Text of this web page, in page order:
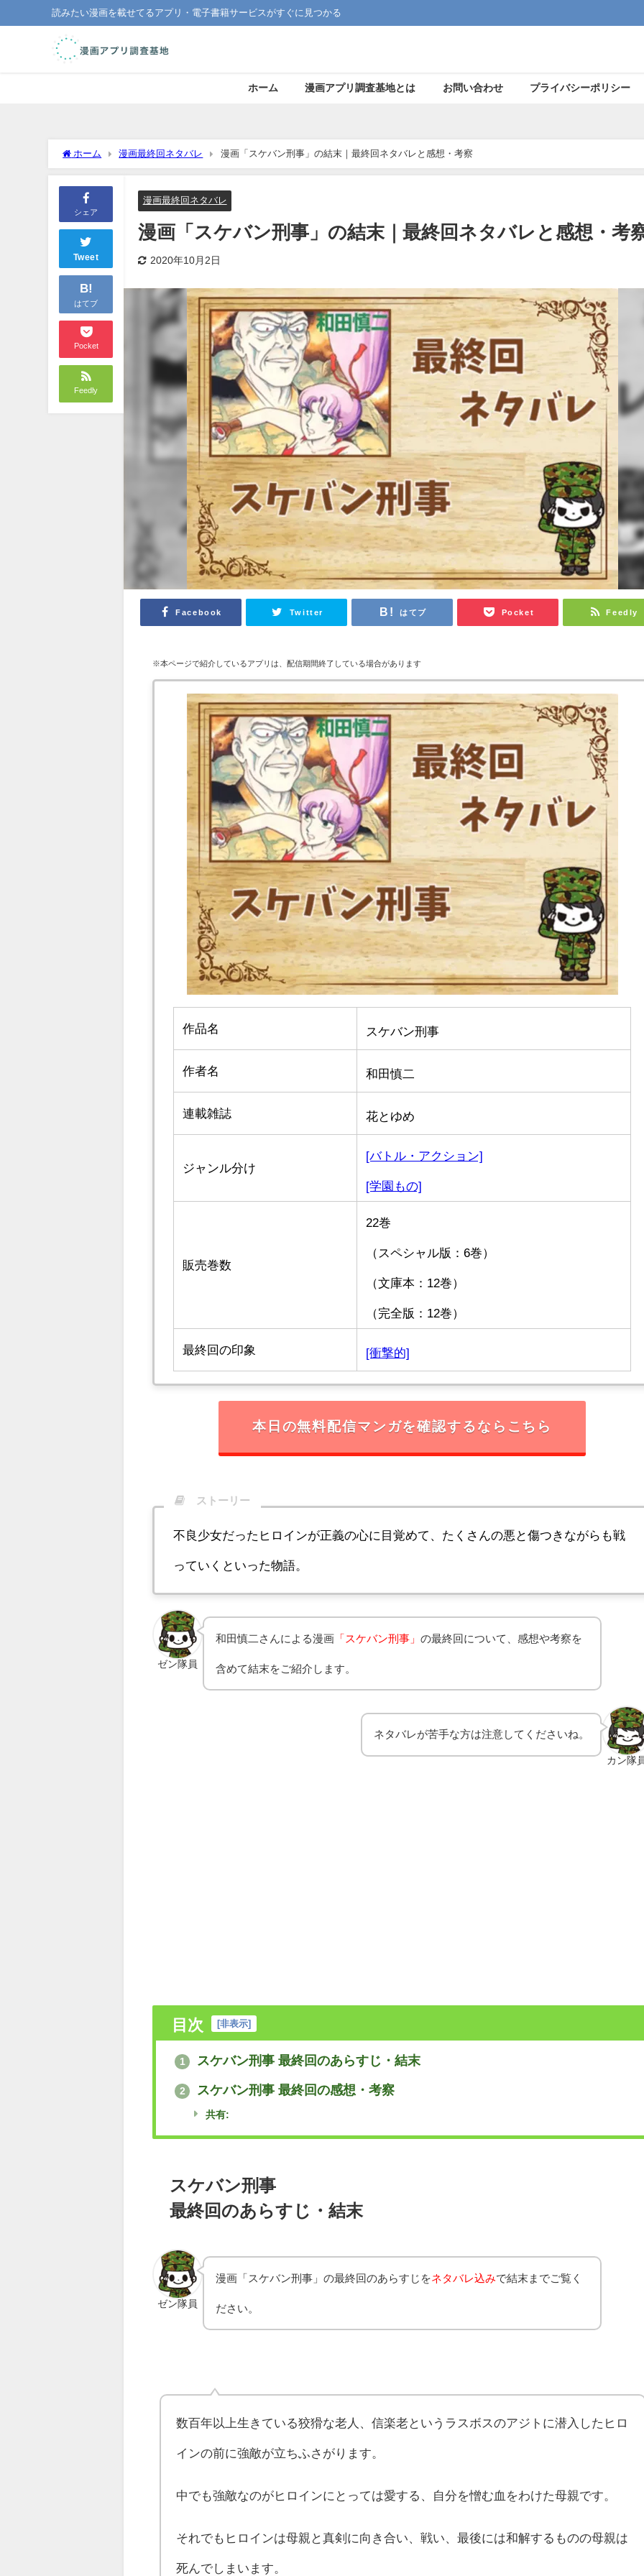
読みたい漫画を載せてるアプリ・電子書籍サービスがすぐに見つかる
ホーム 漫画アプリ調査基地とは お問い合わせ プライバシーポリシー
ホーム 漫画最終回ネタバレ 漫画「スケバン刑事」の結末｜最終回ネタバレと感想・考察
シェア
Tweet
B!
はてブ
Pocket
Feedly
漫画最終回ネタバレ
漫画「スケバン刑事」の結末｜最終回ネタバレと感想・考
2020年10月2日
Facebook Twitter はてブ Pocket Feedly
※本ページで紹介しているアプリは、配信期間終了している場合があります
作品名 スケバン刑事
作者名 和田慎二
連載雑誌 花とゆめ
ジャンル分け
[バトル・アクション]
[学園もの]
販売巻数
22巻
（スペシャル版：6巻）
（文庫本：12巻）
（完全版：12巻）
最終回の印象 [衝撃的]
本日の無料配信マンガを確認するならこちら
ストーリー
不良少女だったヒロインが正義の心に目覚めて、たくさんの悪と傷つきながらも戦
っていくといった物語。
ゼン隊員
和田慎二さんによる漫画「スケバン刑事」 の最終回について、感想や考察を
含めて結末をご紹介します。
カン隊
ネタバレが苦手な方は注意してくださいね。
目次 [非表示]
1 スケバン刑事 最終回のあらすじ・結末
2 スケバン刑事 最終回の感想・考察
共有:
スケバン刑事
最終回のあらすじ・結末
ゼン隊員
漫画「スケバン刑事」の最終回のあらすじをネタバレ込みで結末までご覧く
ださい。
数百年以上生きている狡猾な老人、信楽老というラスボスのアジトに潜入したヒロ
インの前に強敵が立ちふさがります。
中でも強敵なのがヒロインにとっては愛する、自分を憎む血をわけた母親です。
それでもヒロインは母親と真剣に向き合い、戦い、最後には和解するものの母親は
死んでしまいます。